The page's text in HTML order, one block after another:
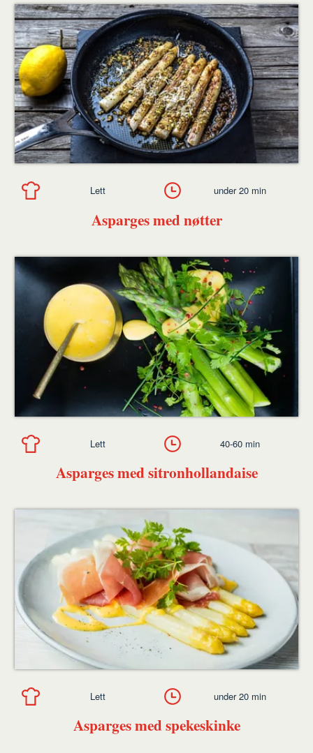
Asparges med nøtter
Lett under 20 min
Asparges med sitronhollandaise
Lett 40-60 min
Asparges med spekeskinke
Lett under 20 min